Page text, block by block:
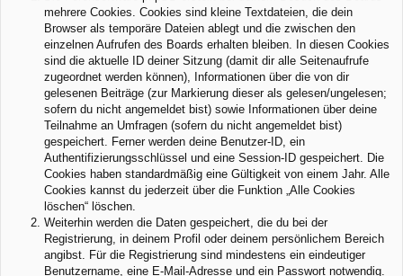
mehrere Cookies. Cookies sind kleine Textdateien, die dein
Browser als temporäre Dateien ablegt und die zwischen den
einzelnen Aufrufen des Boards erhalten bleiben. In diesen Cookies
sind die aktuelle ID deiner Sitzung (damit dir alle Seitenaufrufe
zugeordnet werden können), Informationen über die von dir
gelesenen Beiträge (zur Markierung dieser als gelesen/ungelesen;
sofern du nicht angemeldet bist) sowie Informationen über deine
Teilnahme an Umfragen (sofern du nicht angemeldet bist)
gespeichert. Ferner werden deine Benutzer-ID, ein
Authentifizierungsschlüssel und eine Session-ID gespeichert. Die
Cookies haben standardmäßig eine Gültigkeit von einem Jahr. Alle
Cookies kannst du jederzeit über die Funktion „Alle Cookies
löschen“ löschen.
Weiterhin werden die Daten gespeichert, die du bei der
Registrierung, in deinem Profil oder deinem persönlichem Bereich
angibst. Für die Registrierung sind mindestens ein eindeutiger
Benutzername, eine E-Mail-Adresse und ein Passwort notwendig.